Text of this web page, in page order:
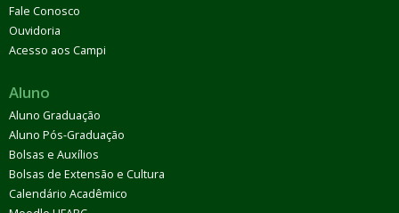
Fale Conosco
Ouvidoria
Acesso aos Campi
Aluno
Aluno Graduação
Aluno Pós-Graduação
Bolsas e Auxílios
Bolsas de Extensão e Cultura
Calendário Acadêmico